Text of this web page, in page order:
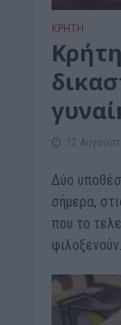
ΚΡΗΤΗ
12
Δύο
σήμερα,
που το
φιλοξενούν...